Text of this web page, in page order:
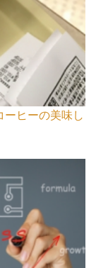
ヒーの美味し